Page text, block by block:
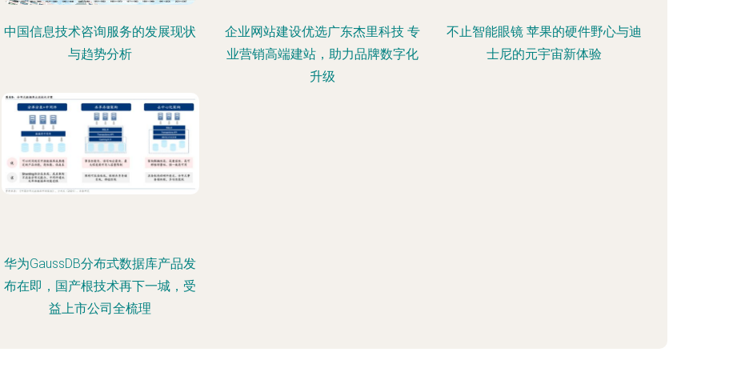
中国信息技术咨询服务的发展现状
与趋势分析
企业网站建设优选广东杰里科技 专
业营销高端建站，助力品牌数字化
升级
不止智能眼镜 苹果的硬件野心与迪
士尼的元宇宙新体验
华为GaussDB分布式数据库产品发
布在即，国产根技术再下一城，受
益上市公司全梳理